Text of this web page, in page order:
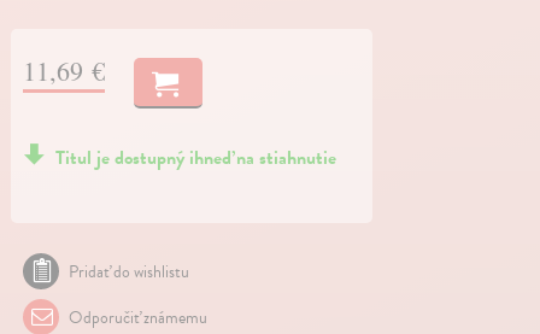
11,69 €
Titul je dostupný ihneď na stiahnutie
Pridať do wishlistu
Odporučiť známemu